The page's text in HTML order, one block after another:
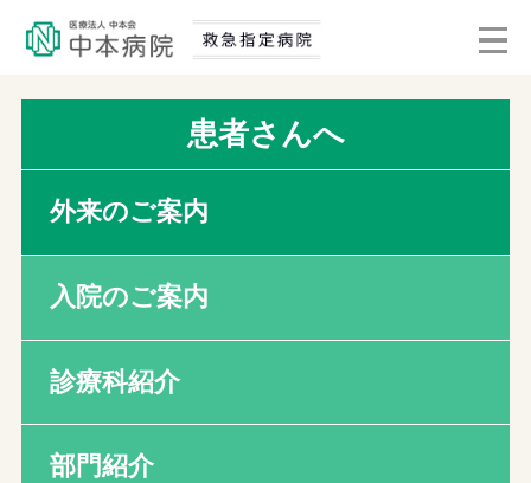
患者さんへ
外来のご案内
入院のご案内
診療科紹介
部門紹介